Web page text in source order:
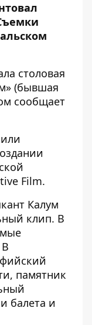
столовая
(бывшая
сообщает
Film.
Калум
клип. В
памятник
балета и